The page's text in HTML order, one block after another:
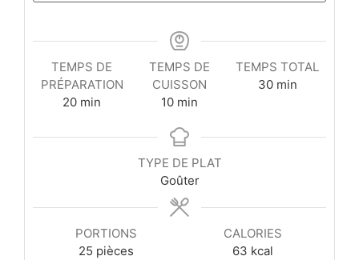
TEMPS DE
PRÉPARATION
20minutes
min
TEMPS DE
CUISSON
10minutes
min
TEMPS TOTAL
30minutes
min
TYPE DE PLAT
Goûter
PORTIONS
25 pièces
CALORIES
63 kcal